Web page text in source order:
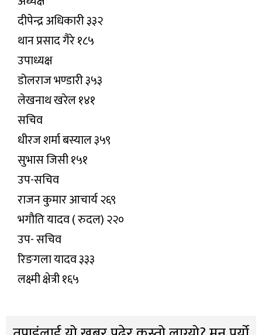
दीपेन्द्र अधिकारी ३३२
थान प्रसाद गैरे १८५
उपाध्यक्ष
डोलराज भण्डारी ३५३
लेखनाथ खरेल १४१
सचिव
धीरज शर्मा बस्याल ३५९
सुभास जिसी १५१
उप-सचिव
राजन कुमार आचार्य २६९
भगौति यादव ( रुदल) २२०
उप- सचिव
रिङगला यादव ३३३
लक्ष्मी क्षेत्री १६५